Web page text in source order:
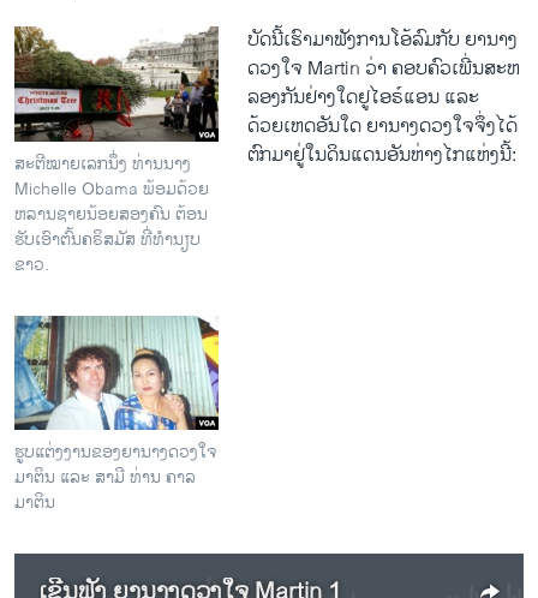
ສະຕີໝາຍເລກນຶ່ງ ທ່ານນາງ
Michelle Obama ພ້ອມດ້ວຍ
ຫລານຊາຍນ້ອຍສອງຄົນ ຕ້ອນ
ຮັບເອົາຕົ້ນຄຣິສມັສ ທີ່ທຳນຽບ
ຂາວ.
ບັດ​ນີ້​ເຮົາມາ​ຟັງ​ການ​ໂອ້​ລົມກັບ ຍານາງ​
ດວງ​ໃຈ Martin ວ່າ​ ຄອບຄົວເພີ່​ນສະ​ຫ
ລອງ​ກັນ​ຢ່າງ​ໃດ​ຢູ​ໄອຣ໌​ແອນ ​ແລະ​
ດ້ວຍ​ເຫດ​ອັນໃດ ຍານາງ​ດວງ​ໃຈ​ຈຶ່ງ​ໄດ້
ຕົກມາ​ຢູ່ໃນ​ດິນ​ແດນ​ອັນ​ຫ່າງ​ໄກ​ແຫ່ງ​ນີ້:
ຮູບແຕ່ງງານຂອງຍານາງດວງໃຈ
ມາຕິນ ແລະ ສາມີ ທ່ານ ຄາລ
ມາຕິນ